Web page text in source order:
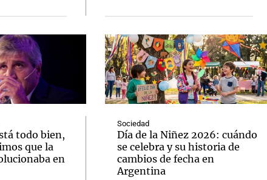
todo bien,
que la
en
Sociedad
Día de la Niñez 2026: cuándo
se celebra y su historia de
cambios de fecha en
Argentina
El